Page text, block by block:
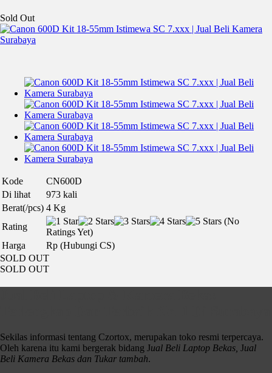
Sold Out
Kode
CN600D
Di lihat
973 kali
Berat(/pcs) 4 Kg
Rating
(No
Ratings Yet)
Harga
Rp (Hubungi CS)
SOLD OUT
SOLD OUT
Sekilas informasi tentang Czortox, merupakan toko resmi terpercaya.
Oleh karena itu kami bergerak bidang Jual Beli Laptop Bekas, Jual
Beli Kamera Bekas dan Tukar tambah.